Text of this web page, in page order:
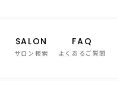
SALON
サロン検索
FAQ
よくあるご質問